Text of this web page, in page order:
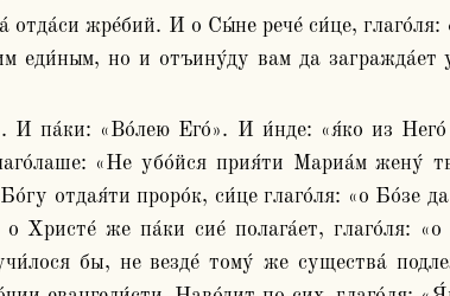
еди́ным, но и отъину́ду вам да
«Не убо́йся прия́ти Мариа́м жену́
отдая́ти проро́к, си́це глаго́ля: «о Бо́зе
же па́ки сие́ полага́ет, глаго́ля:
бы, не везде́ тому́ же существа́